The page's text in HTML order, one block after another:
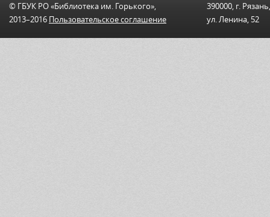
© ГБУК РО «Библиотека им. Горького»,
2013–2016 Пользовательскоe соглашениe
390000, г. Рязань,
ул. Ленина, 52